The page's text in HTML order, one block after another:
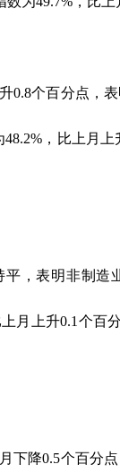
0.8个百分点，
48.2% ，比上月上
平，表明非制
上月上升0.1 个百
下降0.5个百分